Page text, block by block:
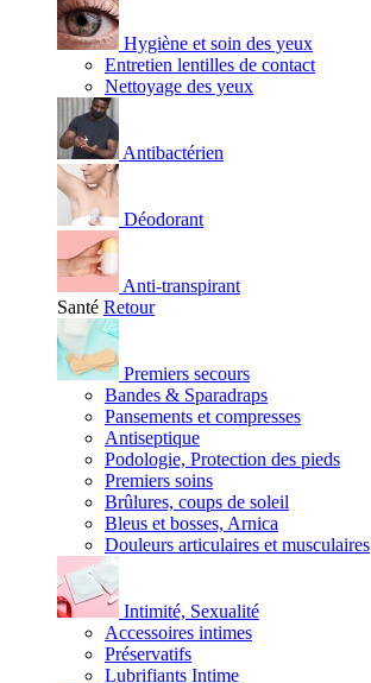
Hygiène et soin des yeux
Entretien lentilles de contact
Nettoyage des yeux
Antibactérien
Déodorant
Anti-transpirant
Santé Retour
Premiers secours
Bandes & Sparadraps
Pansements et compresses
Antiseptique
Podologie, Protection des pieds
Premiers soins
Brûlures, coups de soleil
Bleus et bosses, Arnica
Douleurs articulaires et musculaires
Intimité, Sexualité
Accessoires intimes
Préservatifs
Lubrifiants Intime